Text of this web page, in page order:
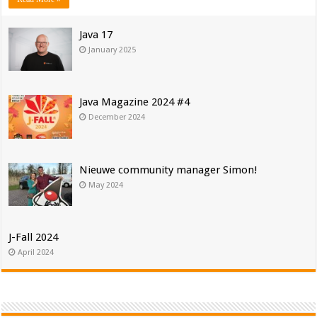
Java 17
January 2025
Java Magazine 2024 #4
December 2024
Nieuwe community manager Simon!
May 2024
J-Fall 2024
April 2024